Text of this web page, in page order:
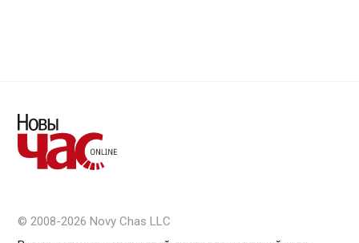
© 2008-2026 Novy Chas LLC